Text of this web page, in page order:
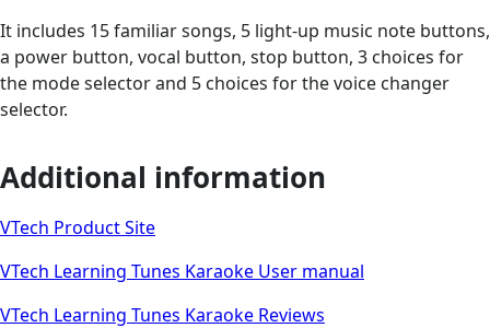
It includes 15 familiar songs, 5 light-up music note buttons,
a power button, vocal button, stop button, 3 choices for
the mode selector and 5 choices for the voice changer
selector.
Additional information
VTech Product Site
VTech Learning Tunes Karaoke User manual
VTech Learning Tunes Karaoke Reviews